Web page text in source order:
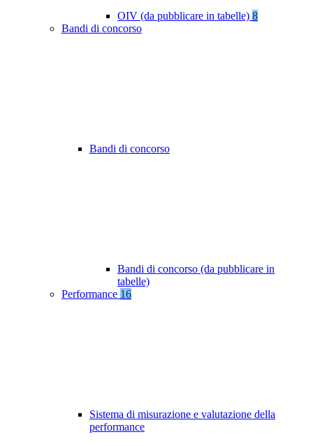
OIV (da pubblicare in tabelle) 8
Bandi di concorso
Bandi di concorso
Bandi di concorso (da pubblicare in
tabelle)
Performance 16
Sistema di misurazione e valutazione della
performance